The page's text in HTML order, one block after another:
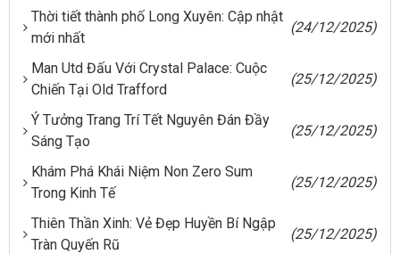
Thời tiết thành phố Long Xuyên: Cập nhật
mới nhất
(24/12/2025)
Man Utd Đấu Với Crystal Palace: Cuộc
Chiến Tại Old Trafford
(25/12/2025)
Ý Tưởng Trang Trí Tết Nguyên Đán Đầy
Sáng Tạo
(25/12/2025)
Khám Phá Khái Niệm Non Zero Sum
Trong Kinh Tế
(25/12/2025)
Thiên Thần Xinh: Vẻ Đẹp Huyền Bí Ngập
Tràn Quyến Rũ
(25/12/2025)